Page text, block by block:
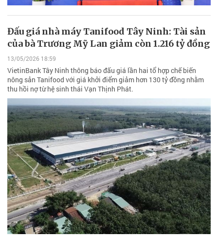
Đấu giá nhà máy Tanifood Tây Ninh: Tài sản
của bà Trương Mỹ Lan giảm còn 1.216 tỷ đồng
13/05/2026 18:59
VietinBank Tây Ninh thông báo đấu giá lần hai tổ hợp chế biến
nông sản Tanifood với giá khởi điểm giảm hơn 130 tỷ đồng nhằm
thu hồi nợ từ hệ sinh thái Vạn Thịnh Phát.